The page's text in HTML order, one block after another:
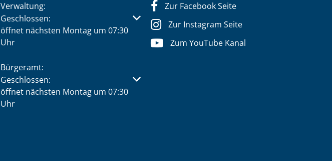
Verwaltung:
Klicken, um weitere Öffnungs- oder Schließzeiten auszublenden
Geschlossen:
öffnet nächsten Montag um 07:30
Uhr
Bürgeramt:
Klicken, um weitere Öffnungs- oder Schließzeiten auszublenden
Geschlossen:
öffnet nächsten Montag um 07:30
Uhr
Zur Facebook Seite
Zur Instagram Seite
Zum YouTube Kanal